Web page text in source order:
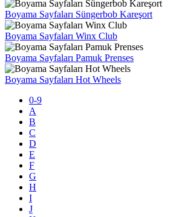
Boyama Sayfaları Süngerbob Kareşort
Boyama Sayfaları Winx Club
Boyama Sayfaları Pamuk Prenses
Boyama Sayfaları Hot Wheels
0-9
A
B
C
D
E
F
G
H
I
J